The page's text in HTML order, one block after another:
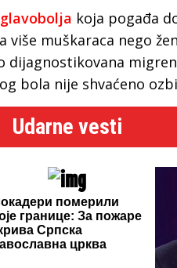
koja pogađa
muškaraca nego
dijagnostikovana
bola nije shvaćeno
Udarne vesti
померили
границе: За пожаре
Српска
црква